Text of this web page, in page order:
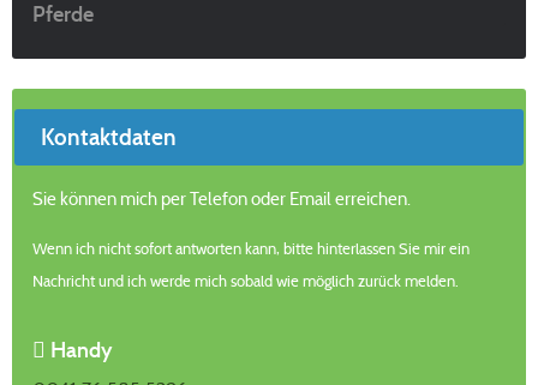
Pferde
Kontaktdaten
Sie können mich per Telefon oder Email erreichen.
Wenn ich nicht sofort antworten kann, bitte hinterlassen Sie mir ein
Nachricht und ich werde mich sobald wie möglich zurück melden.
Handy